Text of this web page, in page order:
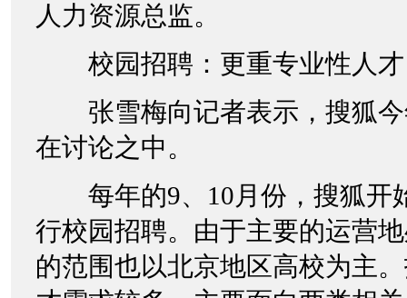
人力资源总监。
校园招聘：更重专业性人才
张雪梅向记者表示，搜狐今
在讨论之中。
每年的9、10月份，搜狐开
行校园招聘。由于主要的运营
的范围也以北京地区高校为主